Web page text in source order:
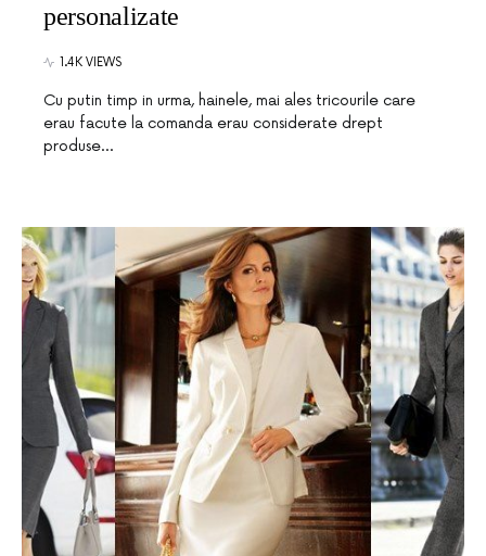
personalizate
1.4K VIEWS
Cu putin timp in urma, hainele, mai ales tricourile care
erau facute la comanda erau considerate drept
produse…